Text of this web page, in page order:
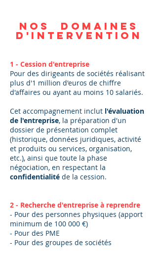
Nos domaines
d'intervention
1 - Cession d'entreprise
Pour des dirigeants de sociétés réalisant
plus d'1 million d'euros de chiffre
d'affaires ou ayant au moins 10 salariés.
Cet accompagnement inclut l'évaluation
de l'entreprise, la préparation d'un
dossier de présentation complet
(historique, données juridiques, activité
et produits ou services, organisation,
etc.), ainsi que toute la phase
négociation, en respectant la
confidentialité de la cession.
2 - Recherche d'entreprise à reprendre
- Pour des personnes physiques (apport
minimum de 100 000 €)
- Pour des PME
- Pour des groupes de sociétés